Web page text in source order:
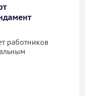
работников